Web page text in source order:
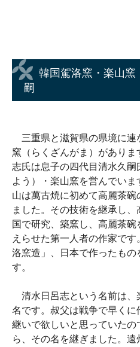
韓国駕洛窯・楽山
嗣
三重県と滋賀県の県境に連
窯（らくざんがま）があり
志氏は息子の四代目清水久嗣
よう）・楽山窯を営んでい
山は萬古焼に初めて高麗茶
ました。その技術を継承し
国で研究、築窯し、高麗茶
えらせた第一人者の作家で
洛窯造」、日本で作ったもの
す。
清水日呂志という名前は、
名です。叔父は戦争で早く
継いで欲しいと思っていた
ら、その名を継ぎました。